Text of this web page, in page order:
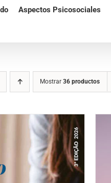
Aspectos Psicosociales
Mostrar 36 productos